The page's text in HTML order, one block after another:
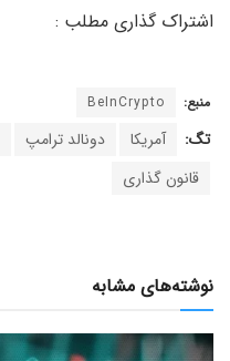
منبع: BeInCrypto
تگ: آمریکا دونالد ترامپ
قانون گذاری
نوشته‌های مشابه